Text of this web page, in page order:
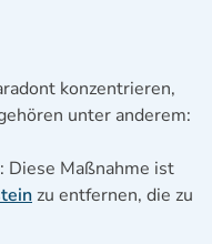
konzentrieren,
unter anderem:
: Diese Maßnahme ist
zu entfernen, die zu